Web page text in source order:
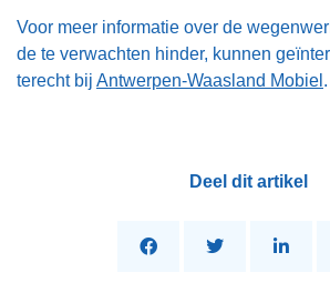
Voor meer informatie over de
de te verwachten hinder, kunnen
terecht bij Antwerpen-Waasland Mobiel .
Deel dit artikel